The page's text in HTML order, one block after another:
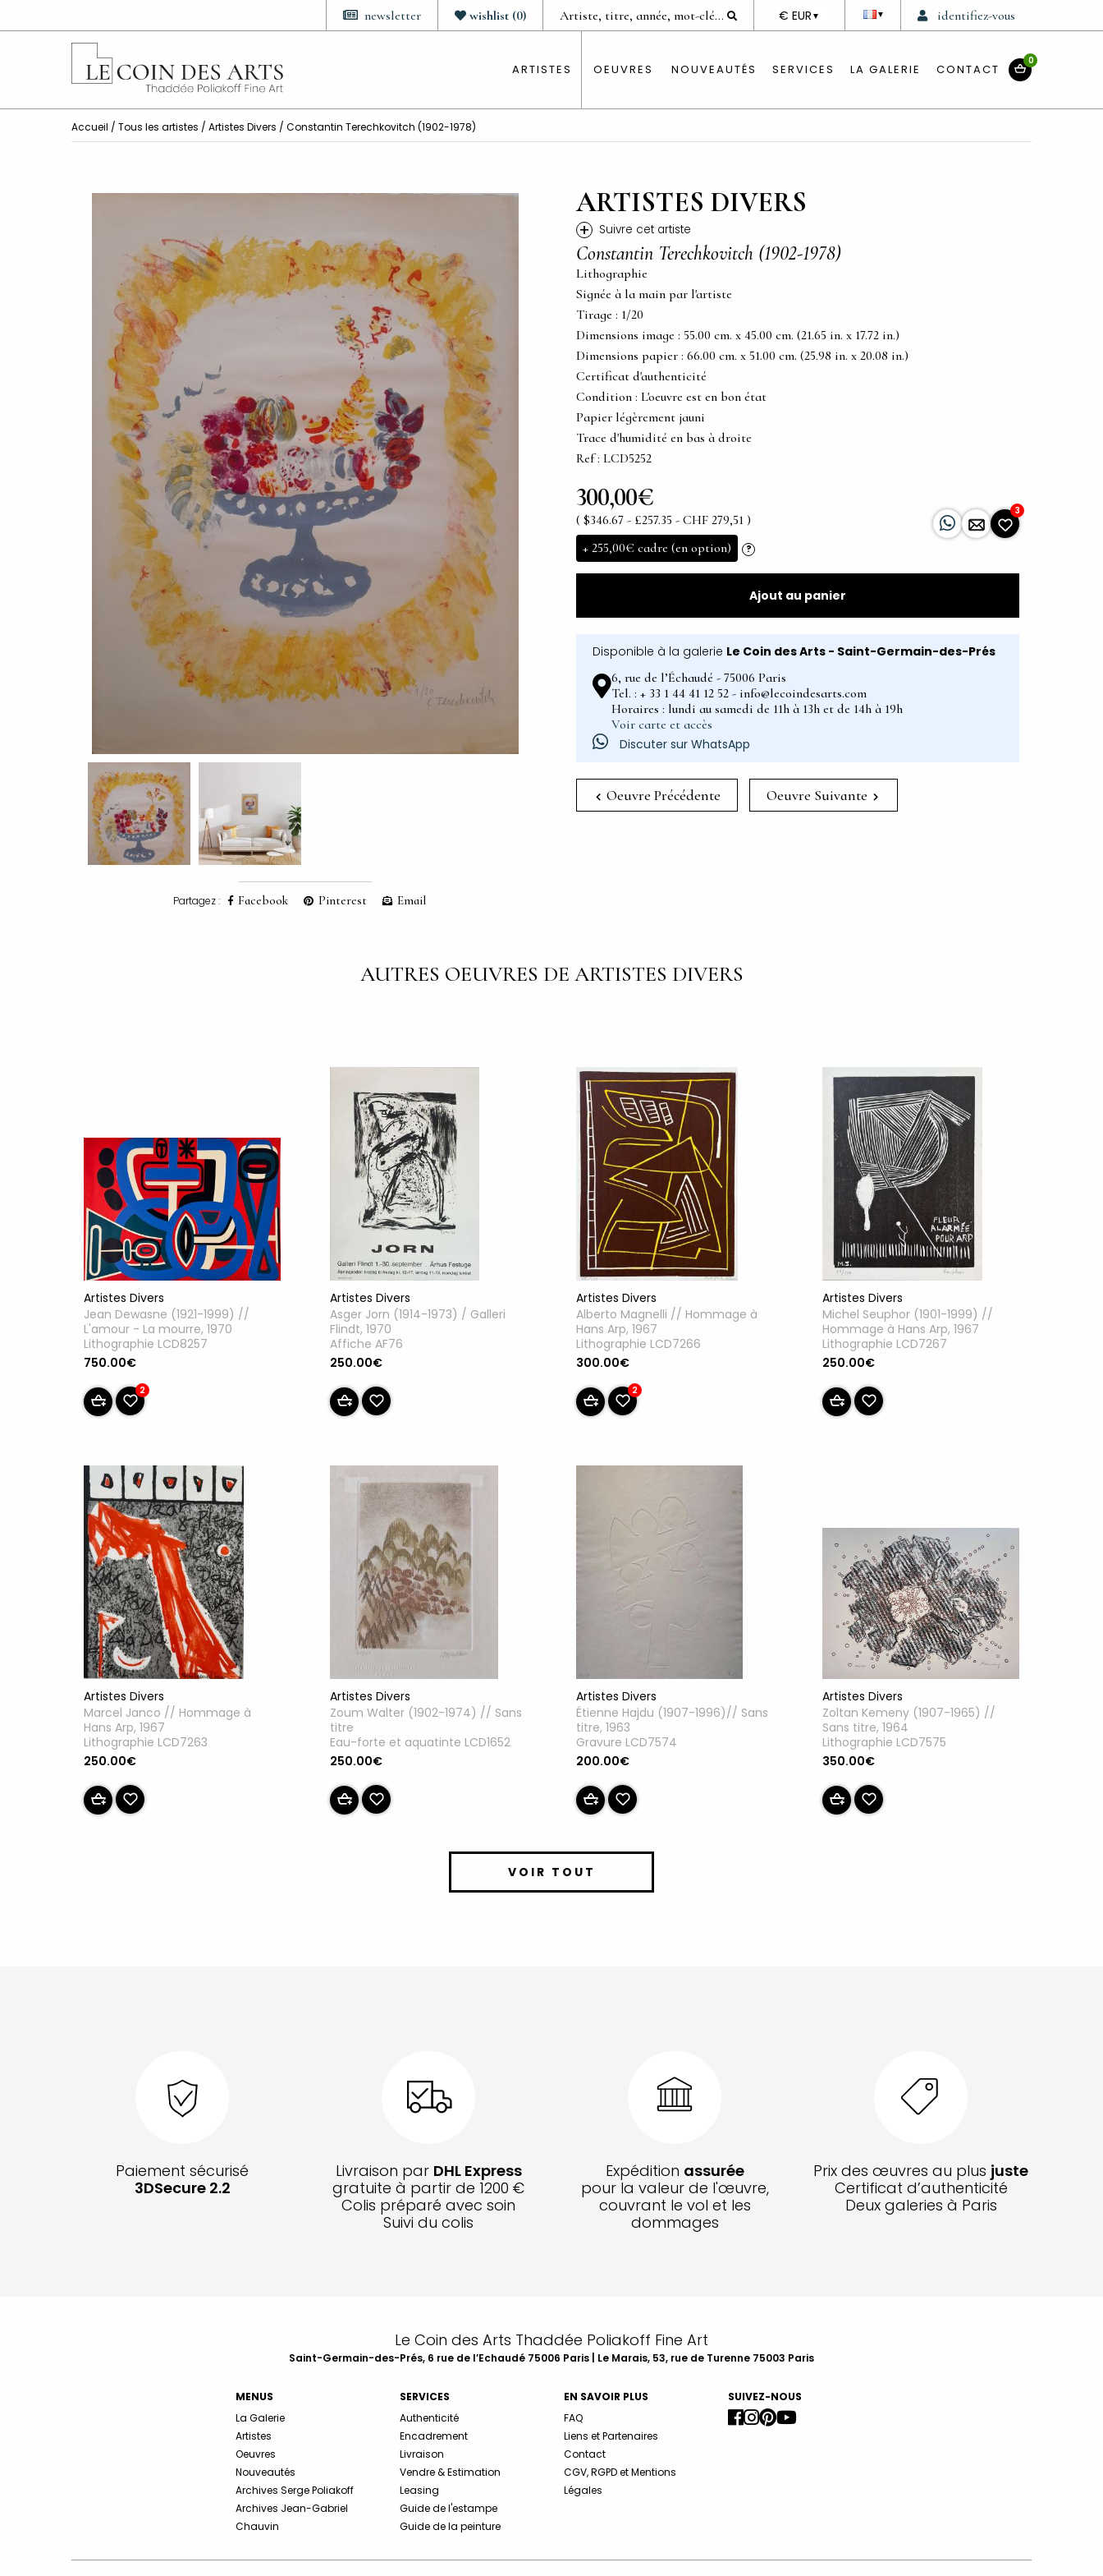
identifiez-vous
▼
DEVISE
€ EUR ▼
wishlist (0)
newsletter
ARTISTES OEUVRES NOUVEAUTÉS SERVICES LA GALERIE CONTACT
0
Accueil / Tous les artistes / Artistes Divers / Constantin Terechkovitch (1902-1978)
Partagez : Facebook Pinterest Email
ARTISTES DIVERS
+ Suivre cet artiste
Constantin Terechkovitch (1902-1978)
Lithographie
Signée à la main par l'artiste
Tirage : 1/20
Dimensions image : 55.00 cm. x 45.00 cm. (21.65 in. x 17.72 in.)
Dimensions papier : 66.00 cm. x 51.00 cm. (25.98 in. x 20.08 in.)
Certificat d'authenticité
Condition : L'oeuvre est en bon état
Papier légèrement jauni
Trace d'humidité en bas à droite
Ref : LCD5252
300,00€
( $346.67 - £257.35 - CHF 279,51 )
+ 255,00€ cadre (en option) ?
3
Ajout au panier
Disponible à la galerie Le Coin des Arts - Saint-Germain-des-Prés
6, rue de l’Échaudé - 75006 Paris
Tel. : + 33 1 44 41 12 52 - info@lecoindesarts.com
Horaires : lundi au samedi de 11h à 13h et de 14h à 19h
Voir carte et accès
Discuter sur WhatsApp
Oeuvre Précédente Oeuvre Suivante
AUTRES OEUVRES DE ARTISTES DIVERS
Artistes Divers
Jean Dewasne (1921-1999) //
L'amour - La mourre, 1970
Lithographie LCD8257
750.00€
2
Artistes Divers
Asger Jorn (1914-1973) / Galleri
Flindt, 1970
Affiche AF76
250.00€
Artistes Divers
Alberto Magnelli // Hommage à
Hans Arp, 1967
Lithographie LCD7266
300.00€
2
Artistes Divers
Michel Seuphor (1901-1999) //
Hommage à Hans Arp, 1967
Lithographie LCD7267
250.00€
Artistes Divers
Marcel Janco // Hommage à
Hans Arp, 1967
Lithographie LCD7263
250.00€
Artistes Divers
Zoum Walter (1902-1974) // Sans
titre
Eau-forte et aquatinte LCD1652
250.00€
Artistes Divers
Étienne Hajdu (1907-1996)// Sans
titre, 1963
Gravure LCD7574
200.00€
Artistes Divers
Zoltan Kemeny (1907-1965) //
Sans titre, 1964
Lithographie LCD7575
350.00€
VOIR TOUT
Paiement sécurisé
3DSecure 2.2
Livraison par DHL Express
gratuite à partir de 1200 €
Colis préparé avec soin
Suivi du colis
Expédition assurée
pour la valeur de l'œuvre,
couvrant le vol et les
dommages
Prix des œuvres au plus juste
Certificat d’authenticité
Deux galeries à Paris
Le Coin des Arts Thaddée Poliakoff Fine Art
Saint-Germain-des-Prés, 6 rue de l’Echaudé 75006 Paris | Le Marais, 53, rue de Turenne 75003 Paris
MENUS
La Galerie
Artistes
Oeuvres
Nouveautés
Archives Serge Poliakoff
Archives Jean-Gabriel
Chauvin
SERVICES
Authenticité
Encadrement
Livraison
Vendre & Estimation
Leasing
Guide de l'estampe
Guide de la peinture
EN SAVOIR PLUS
FAQ
Liens et Partenaires
Contact
CGV, RGPD et Mentions
Légales
SUIVEZ-NOUS